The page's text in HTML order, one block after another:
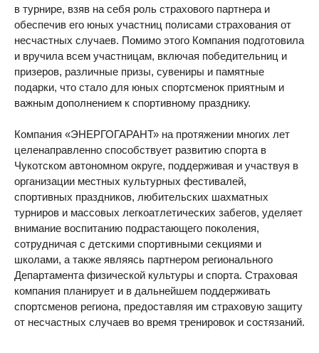
в турнире, взяв на себя роль страхового партнера и
обеспечив его юных участниц полисами страхования от
несчастных случаев. Помимо этого Компания подготовила
и вручила всем участницам, включая победительниц и
призеров, различные призы, сувениры и памятные
подарки, что стало для юных спортсменок приятным и
важным дополнением к спортивному празднику.
Компания «ЭНЕРГОГАРАНТ» на протяжении многих лет
целенаправленно способствует развитию спорта в
Чукотском автономном округе, поддерживая и участвуя в
организации местных культурных фестивалей,
спортивных праздников, любительских шахматных
турниров и массовых легкоатлетических забегов, уделяет
внимание воспитанию подрастающего поколения,
сотрудничая с детскими спортивными секциями и
школами, а также являясь партнером регионального
Департамента физической культуры и спорта. Страховая
компания планирует и в дальнейшем поддерживать
спортсменов региона, предоставляя им страховую защиту
от несчастных случаев во время тренировок и состязаний.